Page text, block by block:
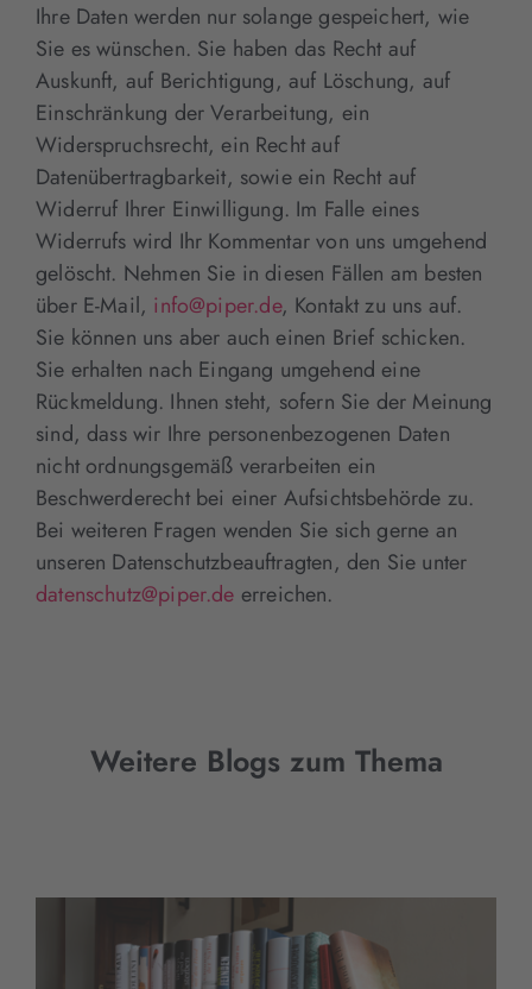
Ihre Daten werden nur solange gespeichert, wie
Sie es wünschen. Sie haben das Recht auf
Auskunft, auf Berichtigung, auf Löschung, auf
Einschränkung der Verarbeitung, ein
Widerspruchsrecht, ein Recht auf
Datenübertragbarkeit, sowie ein Recht auf
Widerruf Ihrer Einwilligung. Im Falle eines
Widerrufs wird Ihr Kommentar von uns umgehend
gelöscht. Nehmen Sie in diesen Fällen am besten
über E-Mail, info@piper.de, Kontakt zu uns auf.
Sie können uns aber auch einen Brief schicken.
Sie erhalten nach Eingang umgehend eine
Rückmeldung. Ihnen steht, sofern Sie der Meinung
sind, dass wir Ihre personenbezogenen Daten
nicht ordnungsgemäß verarbeiten ein
Beschwerderecht bei einer Aufsichtsbehörde zu.
Bei weiteren Fragen wenden Sie sich gerne an
unseren Datenschutzbeauftragten, den Sie unter
datenschutz@piper.de erreichen.
Weitere Blogs zum Thema